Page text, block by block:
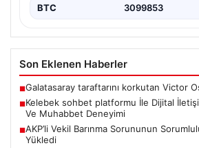
BTC 3099853
Son Eklenen Haberler
■Galatasaray taraftarını korkutan Victor
■Kelebek sohbet platformu İle Dijital
Ve Muhabbet Deneyimi
■AKP’li Vekil Barınma Sorununun
Yükledi